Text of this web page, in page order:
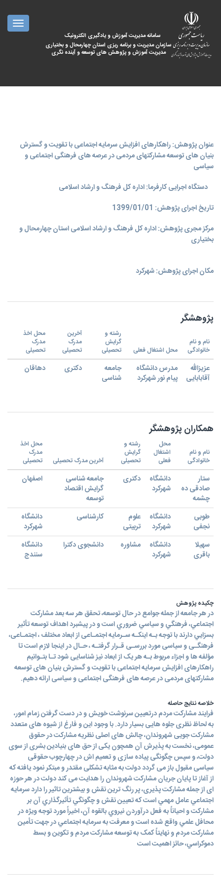
سامانه مدیریت آموزش و یادگیری الکترونیک
سازمان مدیریت و برنامه ریزی استان چهارمحال و بختیاری
مدیریت آموزش و پژوهش های توسعه و آینده نگری
عنوان پژوهش: راهکارهای افزایش سرمایه اجتماعی با تقویت و گسترش
بنیان های توسعه مشارکتهای مردمی در عرصه های فرهنگی اجتماعی و
سیاسی
دستگاه اجرایی کارفرما: اداره کل فرهنگ و ارشاد اسلامی
تاریخ اجرای پژوهش: 1399/01/01
مرکز مجری پژوهش: اداره کل فرهنگ و ارشاد اسلامی استان چهارمحال و
بختیاری
مکان اجرای پژوهش: شهرکرد
پژوهشگر
نام و نام
خانوادگی
محل اشتغال فعلی
رشته و
گرایش
تحصیلی
آخرین
مدرک
تحصیلی
محل اخذ
مدرک
تحصیلی
عزیزالله
آقابابایی
مدرس دانشگاه
پیام نور شهرکرد
جامعه
شناسی
دکتری دهاقان
همکاران پژوهشگر
نام و نام
خانوادگی
محل
اشتغال
فعلی
رشته و
گرایش
تحصیلی
آخرین مدرک تحصیلی
محل اخذ
مدرک
تحصیلی
ستار
صادقی ده
چشمه
دانشگاه
شهرکرد
دکتری
جامعه شناسی
گرایش اقتصاد
توسعه
اصفهان
طوبی
نجفی
دانشگاه
شهرکرد
علوم
تربیتی
کارشناسی
دانشگاه
شهرکرد
سهیلا
باقری
دانشگاه
شهرکرد
مشاوره دانشجوی دکترا
دانشگاه
سنندج
چکیده پژوهش
در هر جامعه از جمله جوامع در حال توسعه، تحقق هر سه بعد مشاركت
اجتماعي، فرهنگي و سياسي ضروري است و در پيشبرد اهداف توسعه تأثير
بسزايي دارند با توجه بـه اینکـه سـرمایه اجتمـاعی از ابعاد مختلف ، اجتمـاعی،
فرهنگـی و سیاسی مورد بررسـی قـرار گرفتـه ، حـال در اینجا لازم است تا
مؤلفه ها و اجزاء مربوط بـه هر یک از ابعاد نیز شناسایی شود تـا بتـوانیم
راهکارهای افزایش سرمایه اجتماعی با تقویت و گسترش بنیان های توسعه
مشارکتهای مردمی در عرصه های فرهنگی اجتماعی و سیاسی ارائه دهیم.
خلاصه نتایج حاصله
فرایند مشارکت مردم درتعیین سرنوشت خویش و در دست گرفتن زمام امور،
به لحاظ نظری جلوه هایی بسیار دارد. با وجود این و فارغ از شیوه های متعدد
مشارکت جویی شهروندان، چالش های اصلی نظریه مشارکت در حقوق
عمومی، نخست به پذیرش آن همچون یکی از حق های بنیادین بشری از سوی
دولت، و سپس چگونگی پیاده سازی و تعمیم اش در چهارچوب حقوقی
سیاسی مقبول باز می گردد دولت به مثابه تشکلی مقتدر و مبتکر نمود یافته که
از آغاز تا پایان جریان مشارکت شهروندان را هدایت می کند دولت در هر حوزه
ای از جمله مشارکت پذیری، پر رنگ ترین نقش و بیشترین تاثیر را دارد سرمايه
اجتماعي عامل مهمي است که تعيين نقش و چگونگي تأثيرگذاري آن بر
مشارکت و احياناً به فعل درآوردن نيروي بالقوه آن، اخيراً مورد توجه ويژه در
محافل علمي واقع شده است و معرفت به سرمايه اجتماعي در جهت تأمين
مشارکت مردم و نهايتاً کمک به توسعه مشارکت مردم و تکوين و بسط
دموکراسي، حائز اهميت است